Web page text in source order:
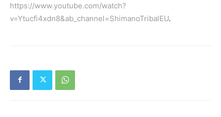
https://www.youtube.com/watch?
v=Ytucfi4xdn8&ab_channel=ShimanoTribalEU.